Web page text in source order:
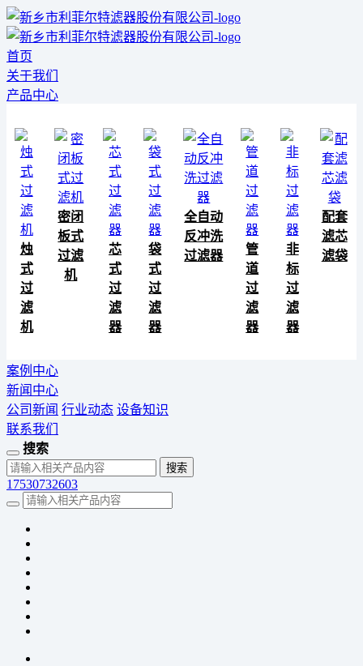
首页
关于我们
产品中心
烛
式
过
滤
机
密闭
板式
过滤
机
芯
式
过
滤
器
袋
式
过
滤
器
全自动
反冲洗
过滤器
管
道
过
滤
器
非
标
过
滤
器
配套
滤芯
滤袋
案例中心
新闻中心
公司新闻 行业动态 设备知识
联系我们
搜索
17530732603